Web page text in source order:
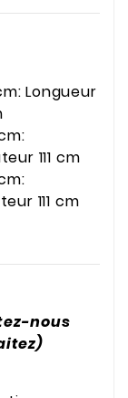
Longueur
111 cm
111 cm
nous